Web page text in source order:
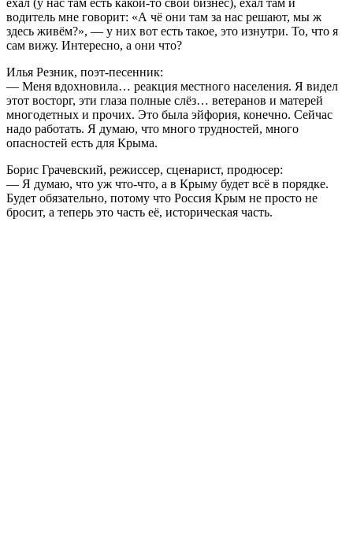
водитель мне говорит: «А чё они там за нас решают, мы ж
здесь живём?», — у них вот есть такое, это изнутри. То, что я
сам вижу. Интересно, а они что?
Илья Резник, поэт-песенник:
— Меня вдохновила… реакция местного населения. Я видел
этот восторг, эти глаза полные слёз… ветеранов и матерей
многодетных и прочих. Это была эйфория, конечно. Сейчас
надо работать. Я думаю, что много трудностей, много
опасностей есть для Крыма.
Борис Грачевский, режиссер, сценарист, продюсер:
— Я думаю, что уж что-что, а в Крыму будет всё в порядке.
Будет обязательно, потому что Россия Крым не просто не
бросит, а теперь это часть её, историческая часть.